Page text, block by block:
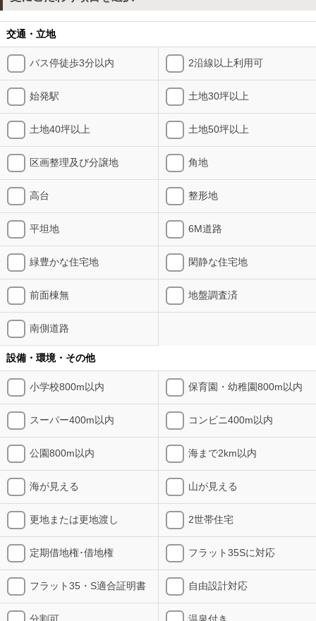
交通・立地
バス停徒歩3分以内 2沿線以上利用可
始発駅 土地30坪以上
土地40坪以上 土地50坪以上
区画整理及び分譲地 角地
高台 整形地
平坦地 6M道路
緑豊かな住宅地 閑静な住宅地
前面棟無 地盤調査済
南側道路
設備・環境・その他
小学校800m以内 保育園・幼稚園800m以内
スーパー400m以内 コンビニ400m以内
公園800m以内 海まで2km以内
海が見える 山が見える
更地または更地渡し 2世帯住宅
定期借地権･借地権 フラット35Sに対応
フラット35・S適合証明書 自由設計対応